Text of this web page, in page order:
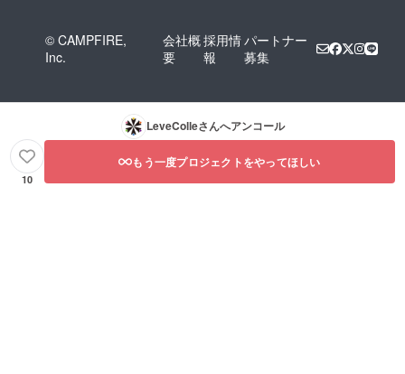
© CAMPFIRE,
Inc.
会社概
要
採用情
報
パートナー
募集
LeveColleさんへアンコール
10
もう一度プロジェクトをやってほしい